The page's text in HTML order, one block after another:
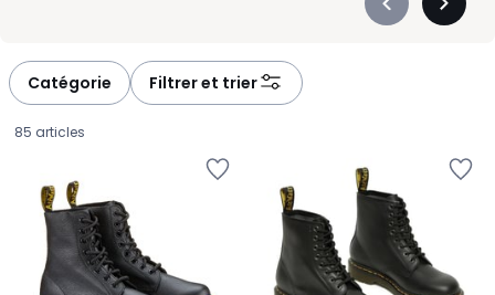
Précédent
Catégorie Filtrer et trier
85 articles